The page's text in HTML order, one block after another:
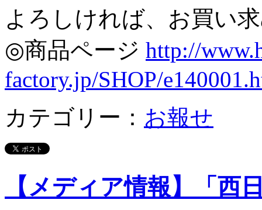
よろしければ、お買い
◎商品ページ http://
factory.jp/SHOP/
カテゴリー： お報せ
【メディア情報】「西